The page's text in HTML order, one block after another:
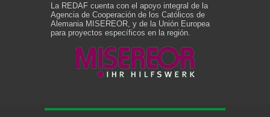
La REDAF cuenta con el apoyo integral de la
Agencia de Cooperación de los Católicos de
Alemania MISEREOR, y de la Unión Europea
para proyectos específicos en la región.